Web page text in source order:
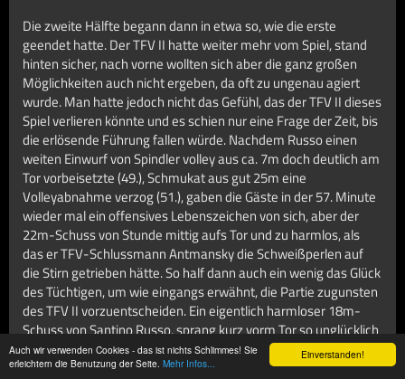
Einverstanden!
Auch wir verwenden Cookies - das ist nichts Schlimmes! Sie
erleichtern die Benutzung der Seite. Mehr Infos...
Die zweite Hälfte begann dann in etwa so, wie die erste
geendet hatte. Der TFV II hatte weiter mehr vom Spiel, stand
hinten sicher, nach vorne wollten sich aber die ganz großen
Möglichkeiten auch nicht ergeben, da oft zu ungenau agiert
wurde. Man hatte jedoch nicht das Gefühl, das der TFV II dieses
Spiel verlieren könnte und es schien nur eine Frage der Zeit, bis
die erlösende Führung fallen würde. Nachdem Russo einen
weiten Einwurf von Spindler volley aus ca. 7m doch deutlich am
Tor vorbeisetzte (49.), Schmukat aus gut 25m eine
Volleyabnahme verzog (51.), gaben die Gäste in der 57. Minute
wieder mal ein offensives Lebenszeichen von sich, aber der
22m-Schuss von Stunde mittig aufs Tor und zu harmlos, als
das er TFV-Schlussmann Antmansky die Schweißperlen auf
die Stirn getrieben hätte. So half dann auch ein wenig das Glück
des Tüchtigen, um wie eingangs erwähnt, die Partie zugunsten
des TFV II vorzuentscheiden. Ein eigentlich harmloser 18m-
Schuss von Santino Russo, sprang kurz vorm Tor so unglücklich
auf, dass er über den bereits am Boden liegenden Gästekeeper
hinweg, zum mehr als verdienten 2:1 für den TFV II direkt